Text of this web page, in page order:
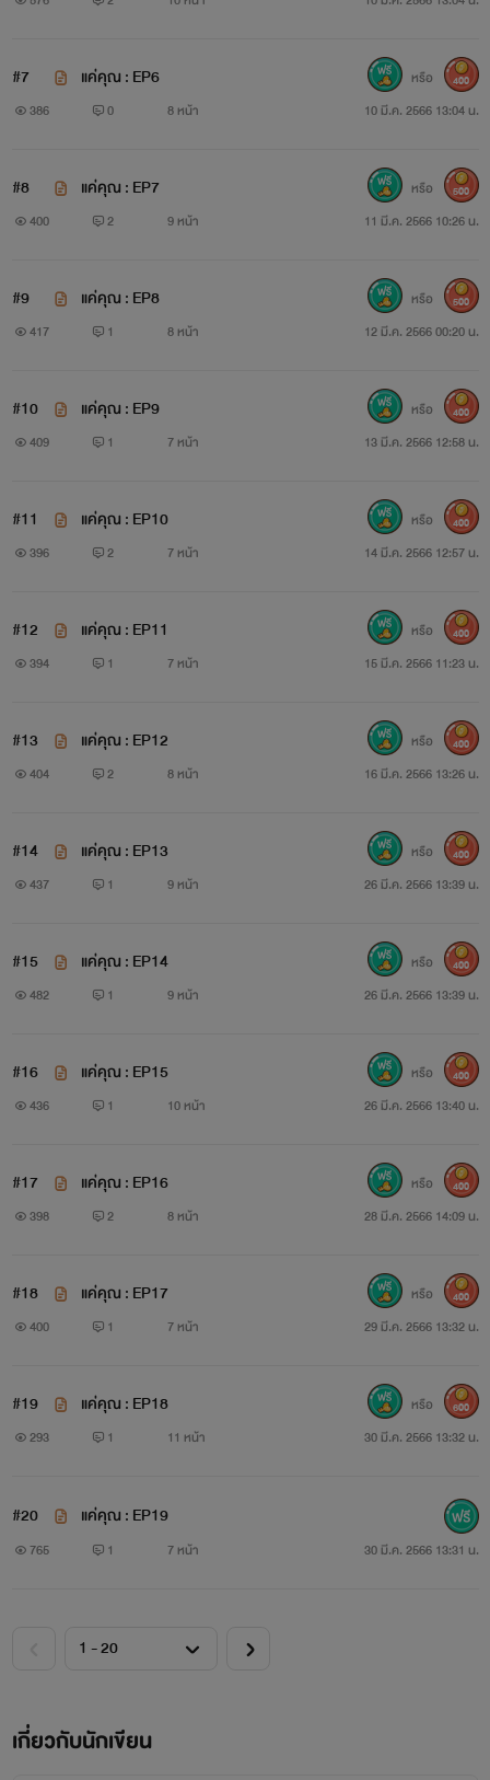
#7 แค่คุณ : EP6
386 0 8 หน้า 10 มี.ค. 2566 13:04 น.
หรือ 400
#8 แค่คุณ : EP7
400 2 9 หน้า 11 มี.ค. 2566 10:26 น.
หรือ 500
#9 แค่คุณ : EP8
417 1 8 หน้า 12 มี.ค. 2566 00:20 น.
หรือ 500
#10 แค่คุณ : EP9
409 1 7 หน้า 13 มี.ค. 2566 12:58 น.
หรือ 400
#11 แค่คุณ : EP10
396 2 7 หน้า 14 มี.ค. 2566 12:57 น.
หรือ 400
#12 แค่คุณ : EP11
394 1 7 หน้า 15 มี.ค. 2566 11:23 น.
หรือ 400
#13 แค่คุณ : EP12
404 2 8 หน้า 16 มี.ค. 2566 13:26 น.
หรือ 400
#14 แค่คุณ : EP13
437 1 9 หน้า 26 มี.ค. 2566 13:39 น.
หรือ 400
#15 แค่คุณ : EP14
482 1 9 หน้า 26 มี.ค. 2566 13:39 น.
หรือ 400
#16 แค่คุณ : EP15
436 1 10 หน้า 26 มี.ค. 2566 13:40 น.
หรือ 400
#17 แค่คุณ : EP16
398 2 8 หน้า 28 มี.ค. 2566 14:09 น.
หรือ 400
#18 แค่คุณ : EP17
400 1 7 หน้า 29 มี.ค. 2566 13:32 น.
หรือ 400
#19 แค่คุณ : EP18
293 1 11 หน้า 30 มี.ค. 2566 13:32 น.
หรือ 600
#20 แค่คุณ : EP19
765 1 7 หน้า 30 มี.ค. 2566 13:31 น.
เกี่ยวกับนักเขียน